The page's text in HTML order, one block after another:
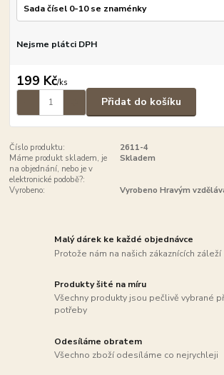
Nejsme plátci DPH
199 Kč/ks
Přidat do košíku
Číslo produktu:
2611-4
Máme produkt skladem, je
na objednání, nebo je v
elektronické podobě?:
Skladem
Vyrobeno: Vyrobeno Hravým
Malý dárek ke každé objednávce
Protože nám na našich zákaznících záleží
Produkty šité na míru
Všechny produkty jsou pečlivě vybrané
potřeby
Odesíláme obratem
Všechno zboží odesíláme co nejrychleji